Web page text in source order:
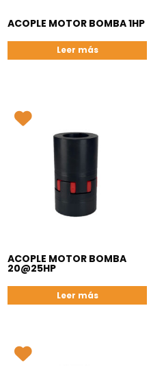
ACOPLE MOTOR BOMBA 1HP
Leer más
ACOPLE MOTOR BOMBA
20@25HP
Leer más